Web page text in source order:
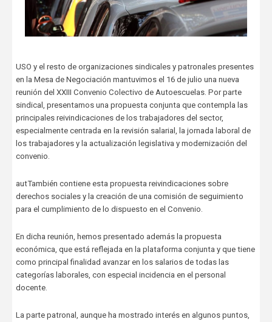
USO y el resto de organizaciones sindicales y patronales presentes
en la Mesa de Negociación mantuvimos el 16 de julio una nueva
reunión del XXIII Convenio Colectivo de Autoescuelas. Por parte
sindical, presentamos una propuesta conjunta que contempla las
principales reivindicaciones de los trabajadores del sector,
especialmente centrada en la revisión salarial, la jornada laboral de
los trabajadores y la actualización legislativa y modernización del
convenio.
autTambién contiene esta propuesta reivindicaciones sobre
derechos sociales y la creación de una comisión de seguimiento
para el cumplimiento de lo dispuesto en el Convenio.
En dicha reunión, hemos presentado además la propuesta
económica, que está reflejada en la plataforma conjunta y que tiene
como principal finalidad avanzar en los salarios de todas las
categorías laborales, con especial incidencia en el personal
docente.
La parte patronal, aunque ha mostrado interés en algunos puntos,